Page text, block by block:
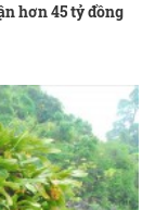
hơn 45 tỷ đồng